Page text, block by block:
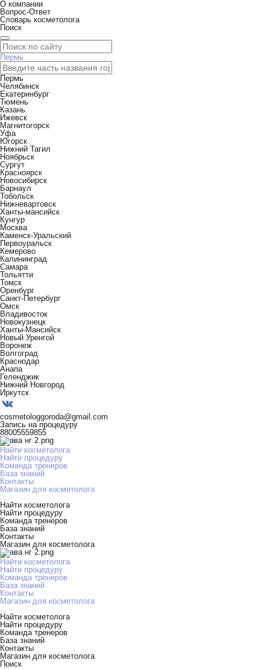
О компании
Вопрос-Ответ
Словарь косметолога
Поиск
Пермь
Пермь
Челябинск
Екатеринбург
Тюмень
Казань
Ижевск
Магнитогорск
Уфа
Югорск
Нижний Тагил
Ноябрьск
Сургут
Красноярск
Новосибирск
Барнаул
Тобольск
Нижневартовск
Ханты-мансийск
Кунгур
Москва
Каменск-Уральский
Первоуральск
Кемерово
Калининград
Самара
Тольятти
Томск
Оренбург
Санкт-Петербург
Омск
Владивосток
Новокузнецк
Ханты-Мансийск
Новый Уренгой
Воронеж
Волгоград
Краснодар
Анапа
Геленджик
Нижний Новгород
Иркутск
cosmetologgoroda@gmail.com
Запись на процедуру
88005559855
Найти косметолога
Найти процедуру
Команда тренеров
База знаний
Контакты
Магазин для косметолога
...
Найти косметолога
Найти процедуру
Команда тренеров
База знаний
Контакты
Магазин для косметолога
Найти косметолога
Найти процедуру
Команда тренеров
База знаний
Контакты
Магазин для косметолога
...
Найти косметолога
Найти процедуру
Команда тренеров
База знаний
Контакты
Магазин для косметолога
Поиск